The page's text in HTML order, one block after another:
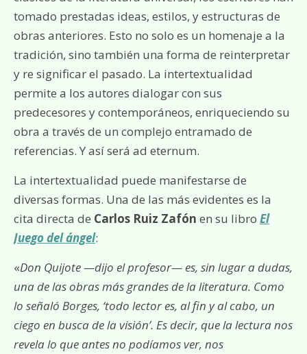
tomado prestadas ideas, estilos, y estructuras de
obras anteriores. Esto no solo es un homenaje a la
tradición, sino también una forma de reinterpretar
y re significar el pasado. La intertextualidad
permite a los autores dialogar con sus
predecesores y contemporáneos, enriqueciendo su
obra a través de un complejo entramado de
referencias. Y así será ad eternum.
La intertextualidad puede manifestarse de
diversas formas. Una de las más evidentes es la
cita directa de Carlos Ruiz Zafón en su libro El
Juego del ángel:
«Don Quijote —dijo el profesor— es, sin lugar a dudas,
una de las obras más grandes de la literatura. Como
lo señaló Borges, ‘todo lector es, al fin y al cabo, un
ciego en busca de la visión’. Es decir, que la lectura nos
revela lo que antes no podíamos ver, nos